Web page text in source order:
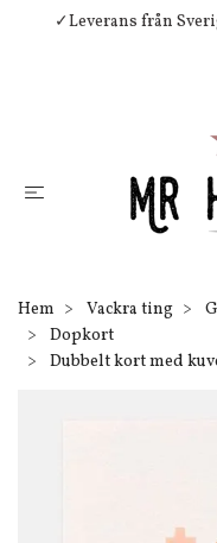
✓Leverans från
Hem Vackra ting
Dopkort
Dubbelt kort med